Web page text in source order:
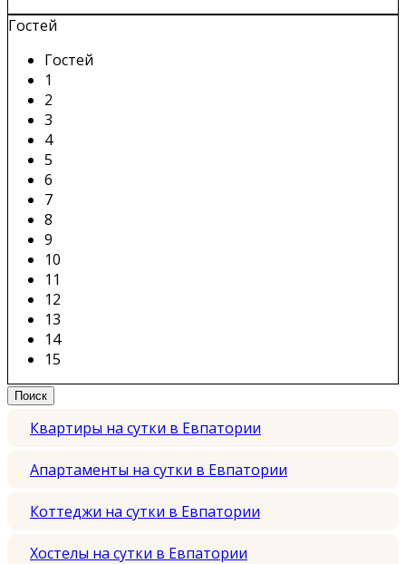
Гостей
Гостей
1
2
3
4
5
6
7
8
9
10
11
12
13
14
15
Квартиры на сутки в Евпатории
Апартаменты на сутки в Евпатории
Коттеджи на сутки в Евпатории
Хостелы на сутки в Евпатории